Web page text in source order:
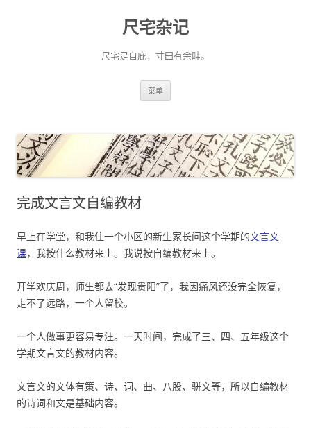
尺宅杂记
尺宅足自庇，寸田有余畦。
菜单
完成文言文自编教材
早上在学堂，和我住一个小区的新生家长问这个学期的文言文
课，我按什么教材来上。我说按自编教材来上。
开学欢庆周，师生都去“发现贵阳”了，我因痛风还没完全恢复，
走不了远路，一个人留校。
一个人做事更容易专注。一天时间，完成了三、四、五年级这个
学期文言文的教材内容。
文言文的文体有策、诗、词、曲、八股、骈文等，所以自编教材
的诗词和文是基础内容。